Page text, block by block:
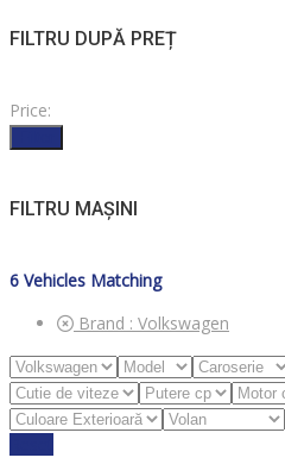
FILTRU DUPĂ PREȚ
Price:
FILTRU MAȘINI
6 Vehicles Matching
Brand : Volkswagen